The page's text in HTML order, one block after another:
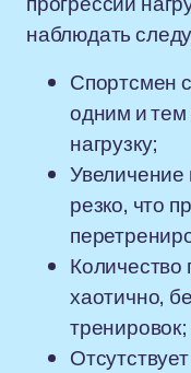
наблюдать
Спортсмен
одним и тем
нагрузку;
Увеличение
резко, что
Количество
хаотично,
тренировок;